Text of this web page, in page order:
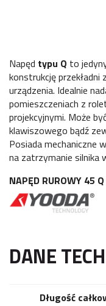
Napęd typu Q to
konstrukcję przekładni
urządzenia. Idealnie
pomieszczeniach z
projekcyjnymi. Może
klawiszowego bądź
Posiada mechaniczne
na zatrzymanie silnika
NAPĘD RUROWY 45
DANE
Długość